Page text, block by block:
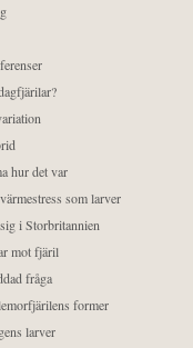
hur det var
som larver
i Storbritannien
mot fjäril
fråga
former
larver